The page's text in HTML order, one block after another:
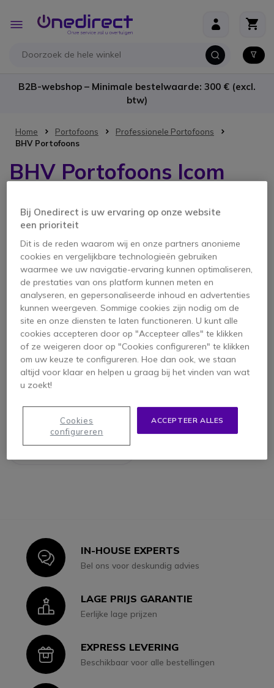
Toggle
Nav
B2B-webshop – Minimale bestelwaarde: 300 € (excl.
btw)
Home Portofoons
Professionele Portofoons
BHV Portofoons
BHV Portofoons Icom
1 product
ICOM IC-F29SR2
255,95 €
224,95 € ex. BTW -12%
IconIN-HOUSE EXPERTS
Bel ons voor deskundig advies
IconLAGE PRIJS GARANTIE
Eerlijke lage prijzen
IconEXPRESS LEVERING
Beschikbaar voor alle bestellingen
Bij Onedirect is uw ervaring op onze website
een prioriteit
Dit is de reden waarom wij en onze partners anonieme
cookies en vergelijkbare technologieën gebruiken
waarmee we uw navigatie-ervaring kunnen optimaliseren,
de prestaties van ons platform kunnen meten en
analyseren, en gepersonaliseerde inhoud en advertenties
kunnen weergeven. Sommige cookies zijn nodig om de
site en onze diensten te laten functioneren. U kunt alle
cookies accepteren door op "Accepteer alles" te klikken
of ze weigeren door op "Cookies configureren" te klikken
om uw keuze te configureren. Hoe dan ook, we staan
altijd voor klaar en helpen u graag bij het vinden van wat
u zoekt!
ACCEPTEER ALLES
Cookies
configureren